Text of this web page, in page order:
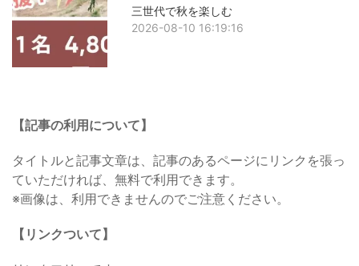
三世代で秋を楽しむ
2026-08-10 16:19:16
【記事の利用について】
タイトルと記事文章は、記事のあるページにリンクを張っ
ていただければ、無料で利用できます。
※画像は、利用できませんのでご注意ください。
【リンクついて】